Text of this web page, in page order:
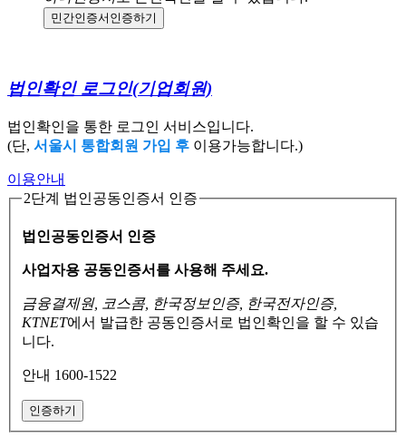
민간인증서 인증하기
법인확인 로그인(기업회원)
법인확인을 통한 로그인 서비스입니다.
(단, 서울시 통합회원 가입 후 이용가능합니다.)
이용안내
2단계 법인공동인증서 인증
법인공동인증서 인증
사업자용 공동인증서를 사용해 주세요.
금융결제원, 코스콤, 한국정보인증, 한국전자인증,
KTNET에서 발급한 공동인증서로 법인확인을 할 수 있습
니다.
안내 1600-1522
인증하기